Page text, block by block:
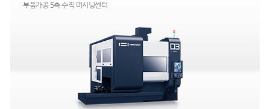
부품가공 5축 수직 머시닝센터